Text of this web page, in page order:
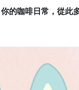
你的咖啡日常，從此